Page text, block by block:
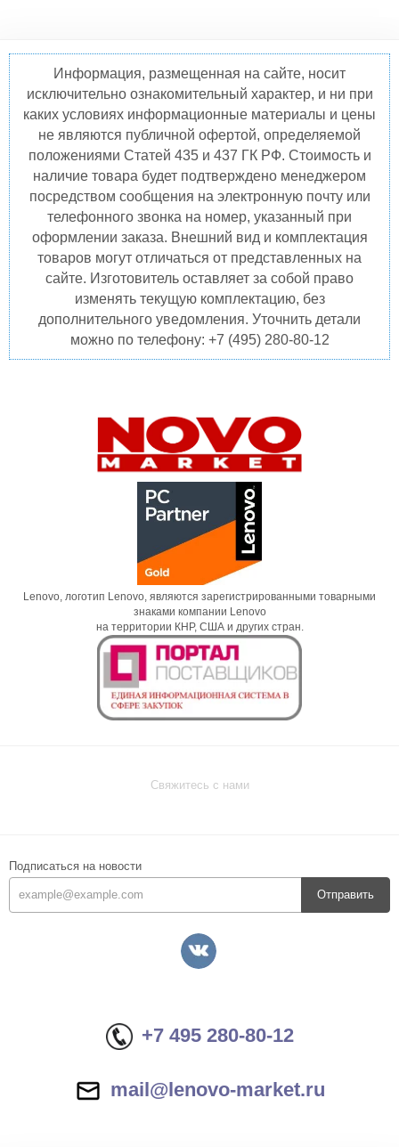
Информация, размещенная на сайте, носит
исключительно ознакомительный характер, и ни при
каких условиях информационные материалы и цены
не являются публичной офертой, определяемой
положениями Статей 435 и 437 ГК РФ. Стоимость и
наличие товара будет подтверждено менеджером
посредством сообщения на электронную почту или
телефонного звонка на номер, указанный при
оформлении заказа. Внешний вид и комплектация
товаров могут отличаться от представленных на
сайте. Изготовитель оставляет за собой право
изменять текущую комплектацию, без
дополнительного уведомления. Уточнить детали
можно по телефону: +7 (495) 280-80-12
Lenovo, логотип Lenovo, являются зарегистрированными товарными
знаками компании Lenovo
на территории КНР, США и других стран.
Свяжитесь с нами
Подписаться на новости
Отправить
+7 495 280-80-12
mail@lenovo-market.ru